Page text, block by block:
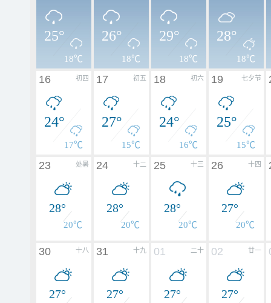
25°
18℃
26°
18℃
29°
18℃
28°
18℃
初四
16
24°
17℃
初五
17
27°
15℃
初六
18
24°
16℃
七夕节
19
25°
15℃
处暑
23
28°
20℃
十二
24
28°
20℃
十三
25
28°
20℃
十四
26
27°
20℃
十八
30
27°
十九
31
27°
二十
01
27°
廿一
02
27°